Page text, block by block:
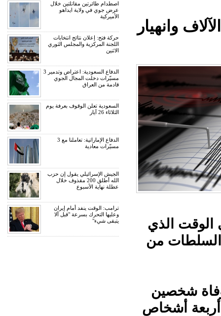
وانهيار
الوقت الذي
السلطات من
وفاة شخصين
أشخاص
اصطدام طائرتين مقاتلتين خلال
عرض جوي في ولاية ايداهو
الأميركية
حركة فتح: إعلان نتائج انتخابات
اللجنة المركزية والمجلس الثوري
الاثنين
الدفاع السعودية: اعتراض وتدمير 3
مسيّرات دخلت المجال الجوي
قادمة من العراق
السعودية تعلن الوقوف بعرفة يوم
الثلاثاء 26 آيار
الدفاع الإماراتية: تعاملنا مع 3
مسيّرات معادية
الجيش الإسرائيلي يقول إن حزب
الله أطلق 200 مقذوف خلال
عطلة نهاية الأسبوع
ترامب: الوقت ينفد أمام إيران
وعليها التحرك بسرعة "قبل ألا
يتبقى شيء"